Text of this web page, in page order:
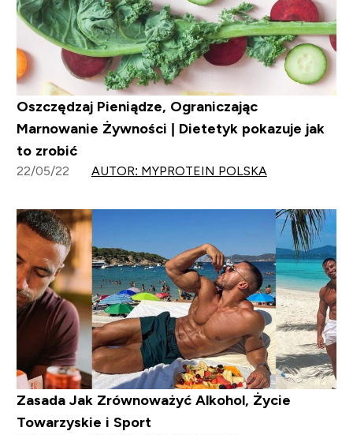
Oszczędzaj Pieniądze, Ograniczając
Marnowanie Żywności | Dietetyk pokazuje jak
to zrobić
22/05/22 AUTOR: MYPROTEIN POLSKA
Zasada Jak Zrównoważyć Alkohol, Życie
Towarzyskie i Sport